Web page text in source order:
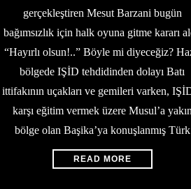
gerçekleştiren Mesut Barzani bugün
bağımsızlık için halk oyuna gitme kararı
“Hayırlı olsun!..” Böyle mi diyeceğiz?
bölgede IŞİD tehdidinden dolayı Batı
ittifakının uçakları ve gemileri varken,
karşı eğitim vermek üzere Musul’a yakın
bölge olan Başika’ya konuşlanmış Türk
READ MORE